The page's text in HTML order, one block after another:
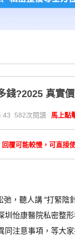
錢?2025 真實
582次閱讀 馬上點
覆可能較慢，可直接
聽人講 “打緊陰
怡康醫院私密整
注意事項，等大